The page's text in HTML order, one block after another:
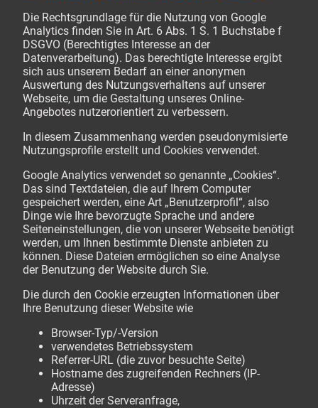
Die Rechtsgrundlage für die Nutzung von Google
Analytics finden Sie in Art. 6 Abs. 1 S. 1 Buchstabe f
DSGVO (Berechtigtes Interesse an der
Datenverarbeitung). Das berechtigte Interesse ergibt
sich aus unserem Bedarf an einer anonymen
Auswertung des Nutzungsverhaltens auf unserer
Webseite, um die Gestaltung unseres Online-
Angebotes nutzerorientiert zu verbessern.
In diesem Zusammenhang werden pseudonymisierte
Nutzungsprofile erstellt und Cookies verwendet.
Google Analytics verwendet so genannte „Cookies“.
Das sind Textdateien, die auf Ihrem Computer
gespeichert werden, eine Art „Benutzerprofil“, also
Dinge wie Ihre bevorzugte Sprache und andere
Seiteneinstellungen, die von unserer Webseite benötigt
werden, um Ihnen bestimmte Dienste anbieten zu
können. Diese Dateien ermöglichen so eine Analyse
der Benutzung der Website durch Sie.
Die durch den Cookie erzeugten Informationen über
Ihre Benutzung dieser Website wie
Browser-Typ/-Version
verwendetes Betriebssystem
Referrer-URL (die zuvor besuchte Seite)
Hostname des zugreifenden Rechners (IP-
Adresse)
Uhrzeit der Serveranfrage,